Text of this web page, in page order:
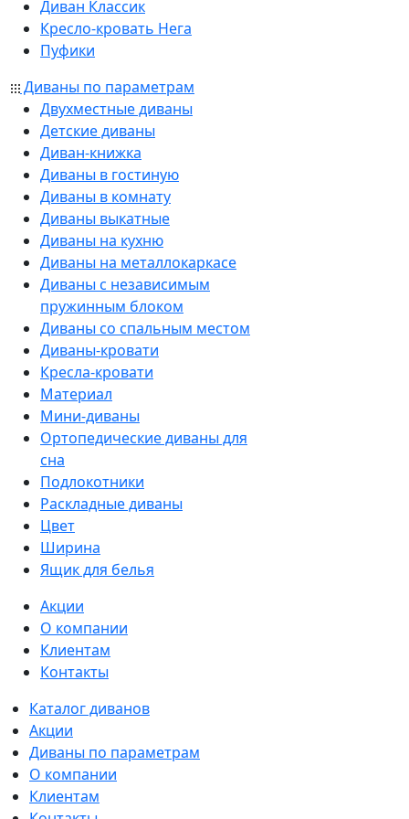
Диван Классик
Кресло-кровать Нега
Пуфики
Диваны по параметрам
Двухместные диваны
Детские диваны
Диван-книжка
Диваны в гостиную
Диваны в комнату
Диваны выкатные
Диваны на кухню
Диваны на металлокаркасе
Диваны с независимым
пружинным блоком
Диваны со спальным местом
Диваны-кровати
Кресла-кровати
Материал
Мини-диваны
Ортопедические диваны для
сна
Подлокотники
Раскладные диваны
Цвет
Ширина
Ящик для белья
Акции
О компании
Клиентам
Контакты
Каталог диванов
Акции
Диваны по параметрам
О компании
Клиентам